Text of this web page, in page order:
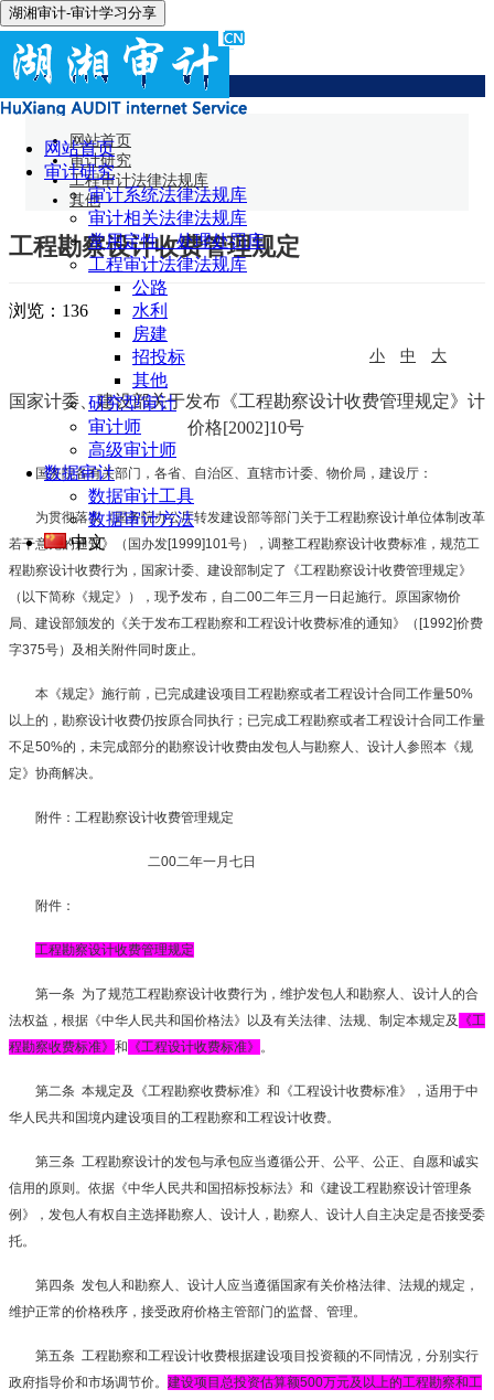
湖湘审计-审计学习分享
网站首页
审计研究
审计系统法律法规库
审计相关法律法规库
常用定性、处理处罚库
工程审计法律法规库
公路
水利
房建
招投标
其他
研究型审计
审计师
高级审计师
数据审计
数据审计工具
数据审计方法
中文
其他
网站首页
审计研究
工程审计法律法规库
其他
工程勘察设计收费管理规定
浏览： 136
小 中 大
国家计委、建设部关于发布《工程勘察设计收费管理规定》计
价格[2002]10号
国务院各有关部门，各省、自治区、直辖市计委、物价局，建设厅：
为贯彻落实《国务院办公厅转发建设部等部门关于工程勘察设计单位体制改革
若干意见的通知》（国办发[1999]101号），调整工程勘察设计收费标准，规范工
程勘察设计收费行为，国家计委、建设部制定了《工程勘察设计收费管理规定》
（以下简称《规定》），现予发布，自二00二年三月一日起施行。原国家物价
局、建设部颁发的《关于发布工程勘察和工程设计收费标准的通知》（ [1992]价费
字375号）及相关附件同时废止。
本《规定》施行前，已完成建设项目工程勘察或者工程设计合同工作量50%
以上的，勘察设计收费仍按原合同执行；已完成工程勘察或者工程设计合同工作量
不足50%的，未完成部分的勘察设计收费由发包人与勘察人、设计人参照本《规
定》协商解决。
附件：工程勘察设计收费管理规定
二00二年一月七日
附件：
工程勘察设计收费管理规定
第一条 为了规范工程勘察设计收费行为，维护发包人和勘察人、设计人的合
法权益，根据《中华人民共和国价格法》以及有关法律、法规、制定本规定及
《工
程勘察收费标准》 和 《工程设计收费标准》 。
第二条 本规定及《工程勘察收费标准》和《工程设计收费标准》，适用于中
华人民共和国境内建设项目的工程勘察和工程设计收费。
第三条 工程勘察设计的发包与承包应当遵循公开、公平、公正、自愿和诚实
信用的原则。依据《中华人民共和国招标投标法》和《建设工程勘察设计管理条
例》，发包人有权自主选择勘察人、设计人，勘察人、设计人自主决定是否接受委
托。
第四条 发包人和勘察人、设计人应当遵循国家有关价格法律、法规的规定，
维护正常的价格秩序，接受政府价格主管部门的监督、管理。
第五条 工程勘察和工程设计收费根据建设项目投资额的不同情况，分别实行
政府指导价和市场调节价。 建设项目总投资估算额500万元及以上的工程勘察和工